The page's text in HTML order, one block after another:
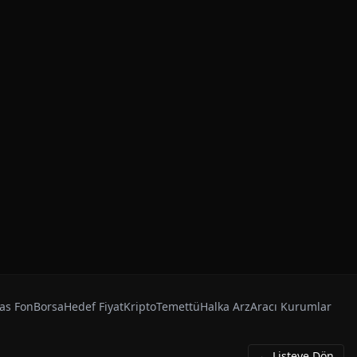
FonBorsaHedef FiyatKriptoTemettüHalka ArzAracı Kurumlar